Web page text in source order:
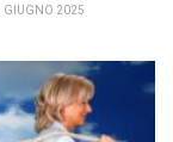
GIUGNO 2025